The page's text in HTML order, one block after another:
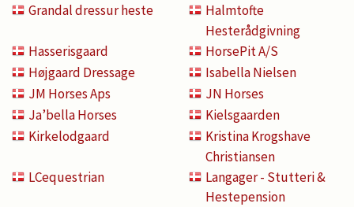
Grandal dressur heste
Halmtofte
Hesterådgivning
Hasserisgaard
HorsePit A/S
Højgaard Dressage
Isabella Nielsen
JM Horses Aps
JN Horses
Ja’bella Horses
Kielsgaarden
Kirkelodgaard
Kristina Krogshave
Christiansen
LCequestrian
Langager - Stutteri &
Hestepension